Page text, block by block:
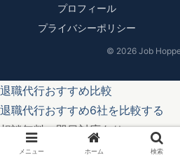
プロフィール
プライバシーポリシー
© 2026 Job
メニュー ホーム 検索
退職代行おすすめ比較
退職代行おすすめ6社を比較する
相談無料・即日対応あり